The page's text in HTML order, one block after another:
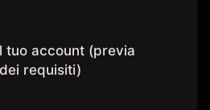
tuo account (previa
requisiti)